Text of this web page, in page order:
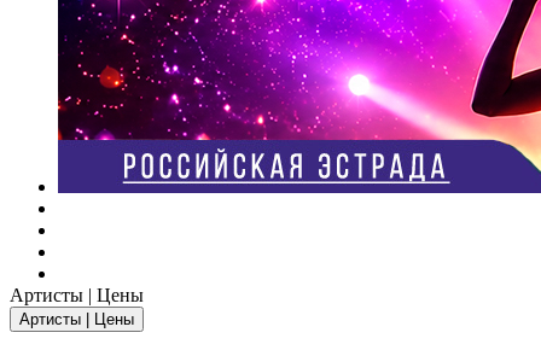
Артисты | Цены
Артисты | Цены